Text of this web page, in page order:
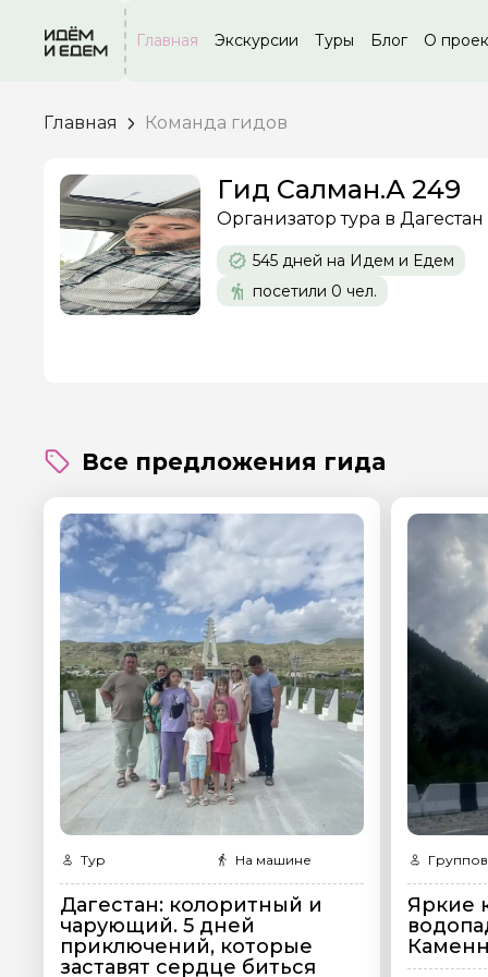
Главная Экскурсии Туры Блог О
Главная Команда гидов
Гид Салман.А 249
Организатор тура в Дагестан
545 дней на Идем и Едем
посетили 0 чел.
Все предложения гида
Тур На машине
Дагестан: колоритный и
чарующий. 5 дней
приключений, которые
заставят сердце биться
Яркие
Задайте
Как вас зовут
Вопросы и
Если у вас есть
Я даю своё согласие
персональных
Отправить